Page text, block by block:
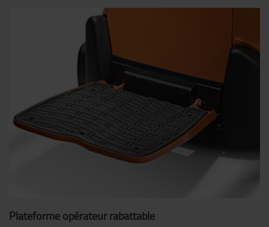
Plateforme opérateur rabattable